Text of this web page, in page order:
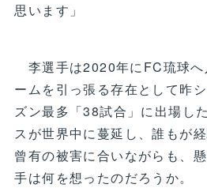
思います」
李選手は2020年にFC琉球へ
ームを引っ張る存在として昨
ズン最多「38試合」に出場し
スが世界中に蔓延し、誰もが
曾有の被害に合いながらも、
手は何を想ったのだろうか。